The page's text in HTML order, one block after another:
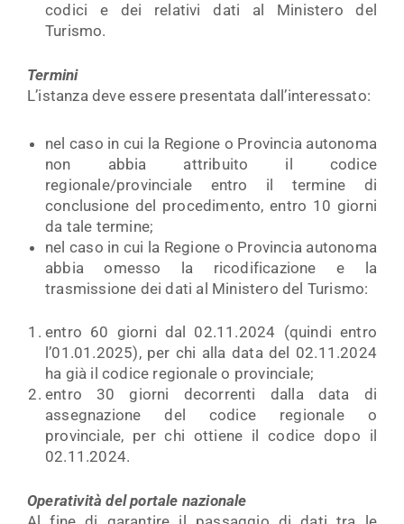
codici e dei relativi dati al Ministero del
Turismo.
Termini
L’istanza deve essere presentata dall’interessato:
nel caso in cui la Regione o Provincia autonoma
non abbia attribuito il codice
regionale/provinciale entro il termine di
conclusione del procedimento, entro 10 giorni
da tale termine;
nel caso in cui la Regione o Provincia autonoma
abbia omesso la ricodificazione e la
trasmissione dei dati al Ministero del Turismo:
entro 60 giorni dal 02.11.2024 (quindi entro
l’01.01.2025), per chi alla data del 02.11.2024
ha già il codice regionale o provinciale;
entro 30 giorni decorrenti dalla data di
assegnazione del codice regionale o
provinciale, per chi ottiene il codice dopo il
02.11.2024.
Operatività del portale nazionale